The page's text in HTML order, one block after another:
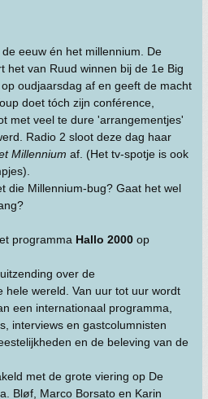
eeuw én het millennium. De
het van Ruud winnen bij de 1e Big
oudjaarsdag af en geeft de macht
doet tóch zijn conférence,
met veel te dure 'arrangementjes'
Radio 2 sloot deze dag haar
Millennium af. (Het tv-spotje is ook
die Millennium-bug? Gaat het wel
programma Hallo 2000 op
over de
hele wereld. Van uur tot uur wordt
een internationaal programma,
interviews en gastcolumnisten
en de beleving van de
met de grote viering op De
Bløf, Marco Borsato en Karin